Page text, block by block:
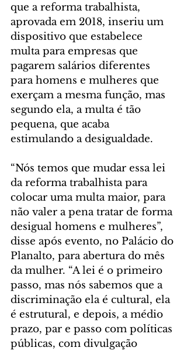
que a reforma trabalhista,
aprovada em 2018, inseriu um
dispositivo que estabelece
multa para empresas que
pagarem salários diferentes
para homens e mulheres que
exerçam a mesma função, mas
segundo ela, a multa é tão
pequena, que acaba
estimulando a desigualdade.
“Nós temos que mudar essa lei
da reforma trabalhista para
colocar uma multa maior, para
não valer a pena tratar de forma
desigual homens e mulheres”,
disse após evento, no Palácio do
Planalto, para abertura do mês
da mulher. “A lei é o primeiro
passo, mas nós sabemos que a
discriminação ela é cultural, ela
é estrutural, e depois, a médio
prazo, par e passo com políticas
públicas, com divulgação